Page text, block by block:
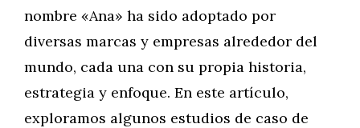
nombre «Ana» ha sido adoptado por
diversas marcas y empresas alrededor del
mundo, cada una con su propia historia,
estrategia y enfoque. En este artículo,
exploramos algunos estudios de caso de